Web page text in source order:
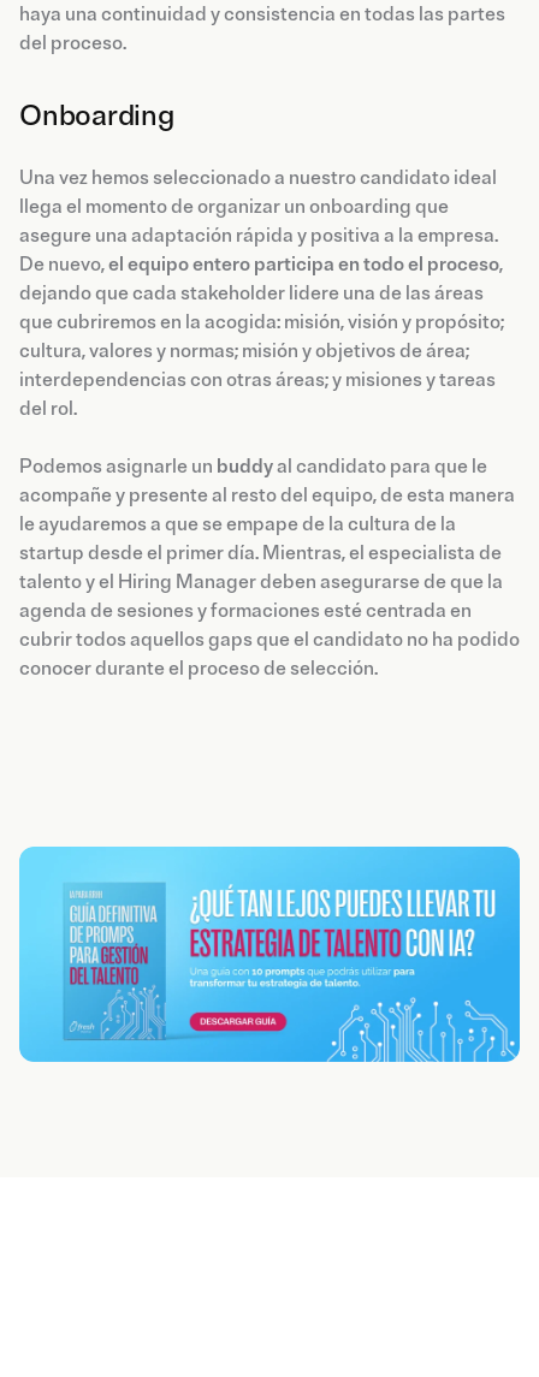
haya una continuidad y consistencia en todas las partes
del proceso.
Onboarding
Una vez hemos seleccionado a nuestro candidato ideal
llega el momento de organizar un onboarding que
asegure una adaptación rápida y positiva a la empresa.
De nuevo,el equipo entero participa en todo el proceso,
dejando que cada stakeholder lidere una de las áreas
que cubriremos en la acogida: misión, visión y propósito;
cultura, valores y normas; misión y objetivos de área;
interdependencias con otras áreas; y misiones y tareas
del rol.
Podemos asignarle un buddyal candidato para que le
acompañe y presente al resto del equipo, de esta manera
le ayudaremos a que se empape de la cultura de la
startup desde el primer día. Mientras, el especialista de
talento y el Hiring Manager deben asegurarse de que la
agenda de sesiones y formaciones esté centrada en
cubrir todos aquellos gaps que el candidato no ha podido
conocer durante el proceso de selección.